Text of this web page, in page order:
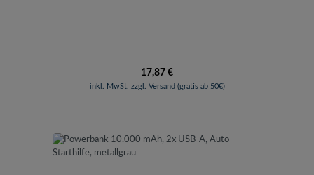
Regulärer Preis:
17,87 €
inkl. MwSt. zzgl. Versand (gratis ab 50€)